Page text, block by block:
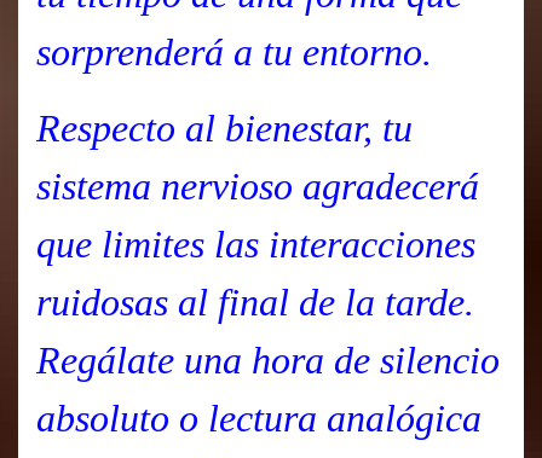
sorprenderá a tu entorno.
Respecto al bienestar, tu
sistema nervioso agradecerá
que limites las interacciones
ruidosas al final de la tarde.
Regálate una hora de silencio
absoluto o lectura analógica